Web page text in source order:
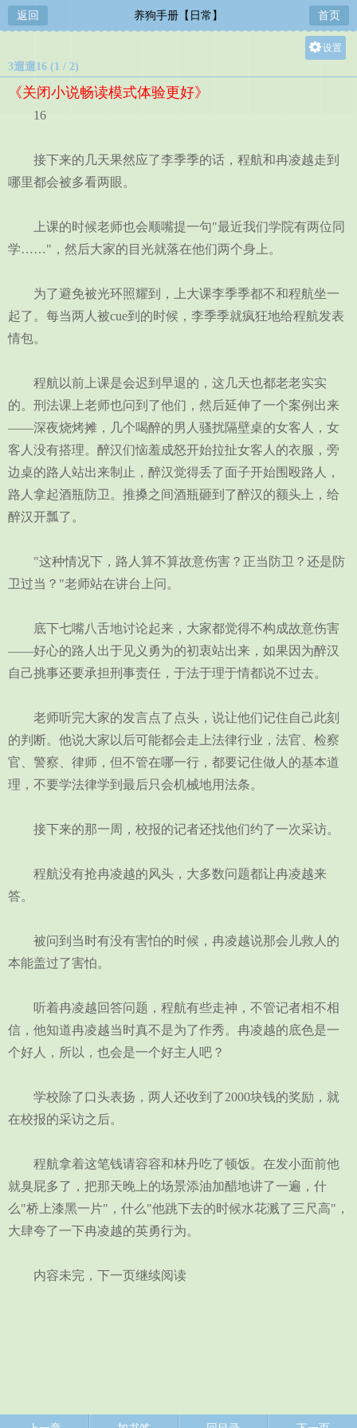
返回 养狗手册【日常】 首页
设置
3遛遛16 (1 / 2)
《关闭小说畅读模式体验更好》
16
接下来的几天果然应了李季季的话，程航和冉凌越走到
哪里都会被多看两眼。
上课的时候老师也会顺嘴提一句"最近我们学院有两位同
学……"，然后大家的目光就落在他们两个身上。
为了避免被光环照耀到，上大课李季季都不和程航坐一
起了。每当两人被cue到的时候，李季季就疯狂地给程航发表
情包。
程航以前上课是会迟到早退的，这几天也都老老实实
的。刑法课上老师也问到了他们，然后延伸了一个案例出来
——深夜烧烤摊，几个喝醉的男人骚扰隔壁桌的女客人，女
客人没有搭理。醉汉们恼羞成怒开始拉扯女客人的衣服，旁
边桌的路人站出来制止，醉汉觉得丢了面子开始围殴路人，
路人拿起酒瓶防卫。推搡之间酒瓶砸到了醉汉的额头上，给
醉汉开瓢了。
"这种情况下，路人算不算故意伤害？正当防卫？还是防
卫过当？"老师站在讲台上问。
底下七嘴八舌地讨论起来，大家都觉得不构成故意伤害
——好心的路人出于见义勇为的初衷站出来，如果因为醉汉
自己挑事还要承担刑事责任，于法于理于情都说不过去。
老师听完大家的发言点了点头，说让他们记住自己此刻
的判断。他说大家以后可能都会走上法律行业，法官、检察
官、警察、律师，但不管在哪一行，都要记住做人的基本道
理，不要学法律学到最后只会机械地用法条。
接下来的那一周，校报的记者还找他们约了一次采访。
程航没有抢冉凌越的风头，大多数问题都让冉凌越来
答。
被问到当时有没有害怕的时候，冉凌越说那会儿救人的
本能盖过了害怕。
听着冉凌越回答问题，程航有些走神，不管记者相不相
信，他知道冉凌越当时真不是为了作秀。冉凌越的底色是一
个好人，所以，也会是一个好主人吧？
学校除了口头表扬，两人还收到了2000块钱的奖励，就
在校报的采访之后。
程航拿着这笔钱请容容和林丹吃了顿饭。在发小面前他
就臭屁多了，把那天晚上的场景添油加醋地讲了一遍，什
么"桥上漆黑一片"，什么"他跳下去的时候水花溅了三尺高"，
大肆夸了一下冉凌越的英勇行为。
内容未完，下一页继续阅读